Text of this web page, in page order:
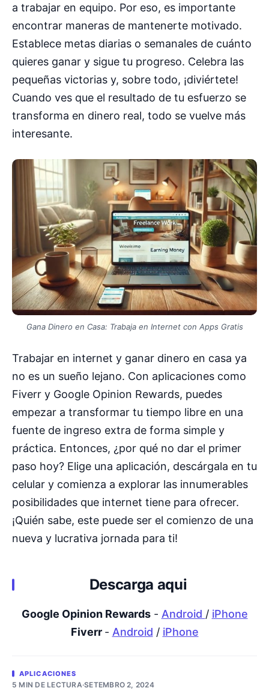
a trabajar en equipo. Por eso, es importante
encontrar maneras de mantenerte motivado.
Establece metas diarias o semanales de cuánto
quieres ganar y sigue tu progreso. Celebra las
pequeñas victorias y, sobre todo, ¡diviértete!
Cuando ves que el resultado de tu esfuerzo se
transforma en dinero real, todo se vuelve más
interesante.
Gana Dinero en Casa: Trabaja en Internet con Apps Gratis
Trabajar en internet y ganar dinero en casa ya
no es un sueño lejano. Con aplicaciones como
Fiverr y Google Opinion Rewards, puedes
empezar a transformar tu tiempo libre en una
fuente de ingreso extra de forma simple y
práctica. Entonces, ¿por qué no dar el primer
paso hoy? Elige una aplicación, descárgala en tu
celular y comienza a explorar las innumerables
posibilidades que internet tiene para ofrecer.
¡Quién sabe, este puede ser el comienzo de una
nueva y lucrativa jornada para ti!
Descarga aqui
Google Opinion Rewards- Android / iPhone
Fiverr - Android / iPhone
APLICACIONES
5 MIN DE LECTURA·SETEMBRO 2, 2024